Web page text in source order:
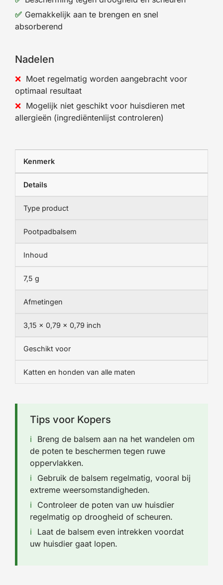
Gemakkelijk aan te brengen en snel
absorberend
Nadelen
Moet regelmatig worden aangebracht voor
optimaal resultaat
Mogelijk niet geschikt voor huisdieren met
allergieën (ingrediëntenlijst controleren)
Kenmerk
Details
Type product
Pootpadbalsem
Inhoud
7,5 g
Afmetingen
3,15 x 0,79 x 0,79 inch
Geschikt voor
Katten en honden van alle maten
Tips voor Kopers
Breng de balsem aan na het wandelen om
de poten te beschermen tegen ruwe
oppervlakken.
Gebruik de balsem regelmatig, vooral bij
extreme weersomstandigheden.
Controleer de poten van uw huisdier
regelmatig op droogheid of scheuren.
Laat de balsem even intrekken voordat
uw huisdier gaat lopen.